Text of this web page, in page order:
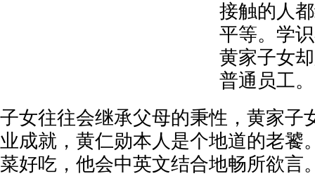
接触的人
平等。学
黄家子女
普通员工。
子女往往会继承父母的秉性，黄家子
业成就，黄仁勋本人是个地道的老饕
菜好吃，他会中英文结合地畅所欲言